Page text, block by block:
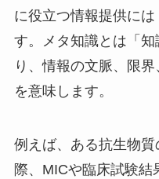
に役立つ情報提供に
す。メタ知識とは「
り、情報の文脈、限
を意味します。
例えば、ある抗生物
際、MICや臨床試験結